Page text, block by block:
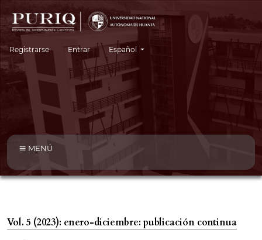
Registrarse Entrar Cambiar el idioma. El idioma actual es:
Español
MENÚ
Vol. 5 (2023): enero-diciembre: publicación continua